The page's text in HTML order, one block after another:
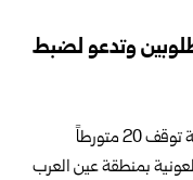
وتدعو لضبط